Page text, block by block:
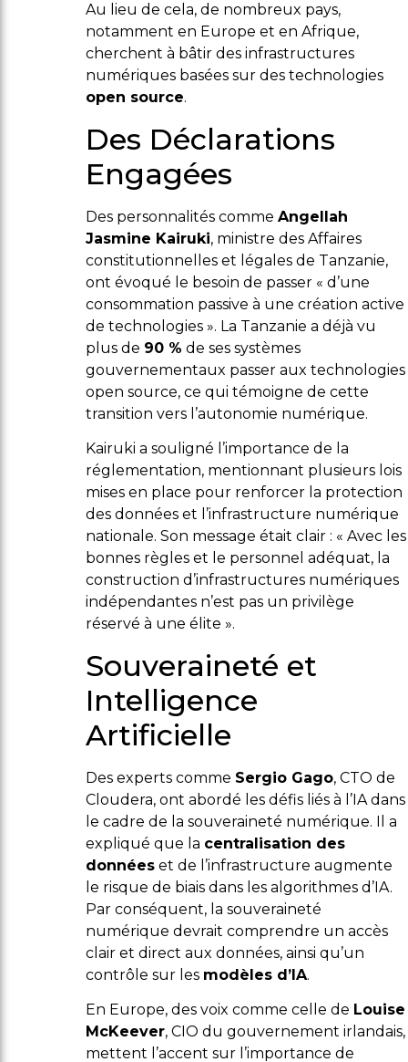
Au lieu de cela, de nombreux pays,
notamment en Europe et en Afrique,
cherchent à bâtir des infrastructures
numériques basées sur des technologies
open source.
Des Déclarations
Engagées
Des personnalités comme Angellah
Jasmine Kairuki, ministre des Affaires
constitutionnelles et légales de Tanzanie,
ont évoqué le besoin de passer « d’une
consommation passive à une création active
de technologies ». La Tanzanie a déjà vu
plus de 90 % de ses systèmes
gouvernementaux passer aux technologies
open source, ce qui témoigne de cette
transition vers l’autonomie numérique.
Kairuki a souligné l’importance de la
réglementation, mentionnant plusieurs lois
mises en place pour renforcer la protection
des données et l’infrastructure numérique
nationale. Son message était clair : « Avec les
bonnes règles et le personnel adéquat, la
construction d’infrastructures numériques
indépendantes n’est pas un privilège
réservé à une élite ».
Souveraineté et
Intelligence
Artificielle
Des experts comme Sergio Gago, CTO de
Cloudera, ont abordé les défis liés à l’IA dans
le cadre de la souveraineté numérique. Il a
expliqué que la centralisation des
données et de l’infrastructure augmente
le risque de biais dans les algorithmes d’IA.
Par conséquent, la souveraineté
numérique devrait comprendre un accès
clair et direct aux données, ainsi qu’un
contrôle sur les modèles d’IA.
En Europe, des voix comme celle de Louise
McKeever, CIO du gouvernement irlandais,
mettent l’accent sur l’importance de